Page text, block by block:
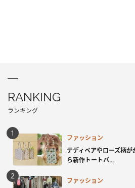
RANKING
ランキング
ファッション
テディベアやローズ柄
ら新作トートバ...
ファッション